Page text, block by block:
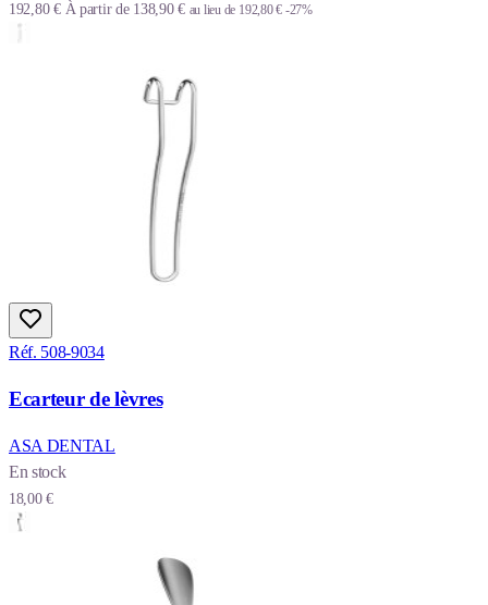
192,80 € À partir de 138,90 € au lieu de 192,80 € -27%
Réf. 508-9034
Ecarteur de lèvres
ASA DENTAL
En stock
18,00 €